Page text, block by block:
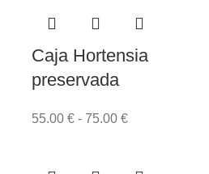
Caja Hortensia
preservada
55.00 € - 75.00 €